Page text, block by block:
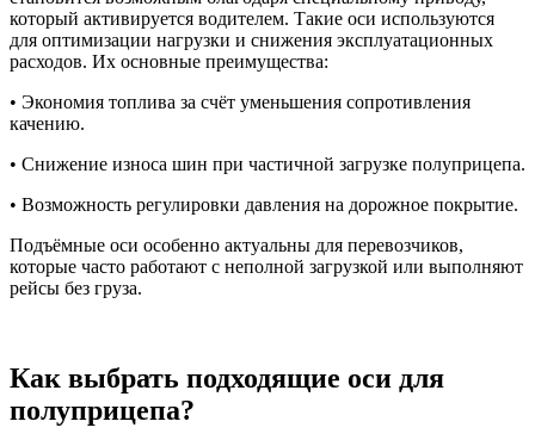
который активируется водителем. Такие оси используются
для оптимизации нагрузки и снижения эксплуатационных
расходов. Их основные преимущества:
• Экономия топлива за счёт уменьшения сопротивления
качению.
• Снижение износа шин при частичной загрузке полуприцепа.
• Возможность регулировки давления на дорожное покрытие.
Подъёмные оси особенно актуальны для перевозчиков,
которые часто работают с неполной загрузкой или выполняют
рейсы без груза.
Как выбрать подходящие оси для
полуприцепа?